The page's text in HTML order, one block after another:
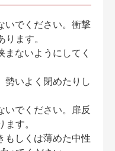
いでください。衝撃
ます。
ないようにしてく
いよく閉めたりし
でください。扉反
す。
しくは薄めた中性